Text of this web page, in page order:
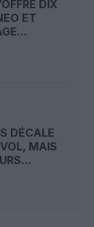
DIX
ET
DÉCALE
MAIS